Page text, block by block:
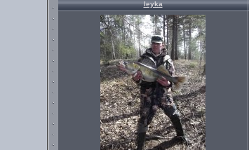
leyka